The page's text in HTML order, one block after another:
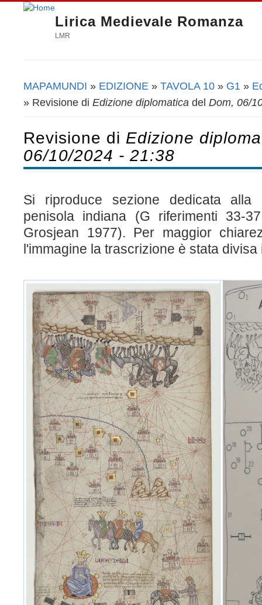
Lirica Medievale Romanza
LMR
Tu sei qui
MAPAMUNDI » EDIZIONE » TAVOLA 10 » G1 »
» Revisione di Edizione diplomatica del Dom, 06/
Revisione di Edizione
06/10/2024 - 21:38
Si riproduce sezione dedicata alla
penisola indiana (G riferimenti 33-
Grosjean 1977). Per maggior
l'immagine la trascrizione è stata